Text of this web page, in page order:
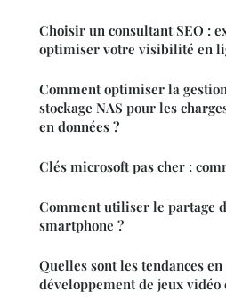
Choisir un consultant SEO :
optimiser votre visibilité en
Comment optimiser la
stockage NAS pour les
en données ?
Clés microsoft pas cher :
Comment utiliser le partage
smartphone ?
Quelles sont les tendances
développement de jeux